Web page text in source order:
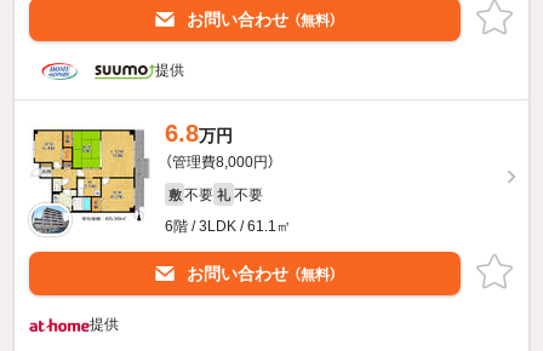
お問い合わせ （無料）
提供
6.8万円
（管理費8,000円）
敷 不要 礼 不要
6階 / 3LDK / 61.1㎡
お問い合わせ （無料）
提供